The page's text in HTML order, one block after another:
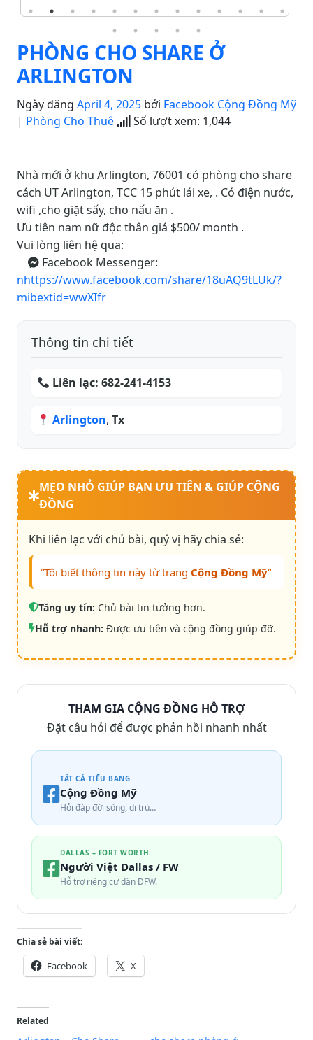
PHÒNG CHO SHARE Ở
ARLINGTON
Ngày đăng April 4, 2025 bởi Facebook Cộng Đồng Mỹ
| Phòng Cho Thuê Số lượt xem: 1,044
Nhà mới ở khu Arlington, 76001 có phòng cho share
cách UT Arlington, TCC 15 phút lái xe, . Có điện nước,
wifi ,cho giặt sấy, cho nấu ăn .
Ưu tiên nam nữ độc thân giá $500/ month .
Vui lòng liên hệ qua:
Facebook Messenger:
nhttps://www.facebook.com/share/18uAQ9tLUk/?
mibextid=wwXIfr
Thông tin chi tiết
Liên lạc:682-241-4153
Arlington,Tx
MẸO NHỎ GIÚP BẠN ƯU TIÊN & GIÚP CỘNG
ĐỒNG
Khi liên lạc với chủ bài, quý vị hãy chia sẻ:
“Tôi biết thông tin này từ trang Cộng Đồng Mỹ“
Tăng uy tín: Chủ bài tin tưởng hơn.
Hỗ trợ nhanh: Được ưu tiên và cộng đồng giúp đỡ.
THAM GIA CỘNG ĐỒNG HỖ TRỢ
Đặt câu hỏi để được phản hồi nhanh nhất
TẤT CẢ TIỂU BANG
Cộng Đồng Mỹ
Hỏi đáp đời sống, di trú…
DALLAS – FORT WORTH
Người Việt Dallas / FW
Hỗ trợ riêng cư dân DFW.
Chia sẻ bài viết:
Facebook X
Related